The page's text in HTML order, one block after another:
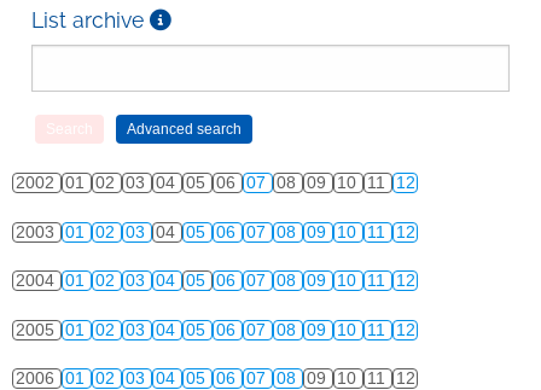
List archive
2002 01 02 03 04 05 06 07 08 09 10 11 12
2003 01 02 03 04 05 06 07 08 09 10 11 12
2004 01 02 03 04 05 06 07 08 09 10 11 12
2005 01 02 03 04 05 06 07 08 09 10 11 12
2006 01 02 03 04 05 06 07 08 09 10 11 12